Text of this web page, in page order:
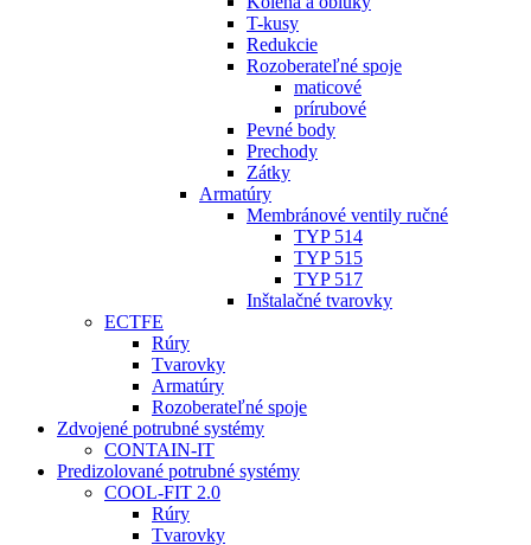
T-kusy
Redukcie
Rozoberateľné spoje
maticové
prírubové
Pevné body
Prechody
Zátky
Armatúry
Membránové ventily ručné
TYP 514
TYP 515
TYP 517
Inštalačné tvarovky
ECTFE
Rúry
Tvarovky
Armatúry
Rozoberateľné spoje
Zdvojené potrubné systémy
CONTAIN-IT
Predizolované potrubné systémy
COOL-FIT 2.0
Rúry
Tvarovky